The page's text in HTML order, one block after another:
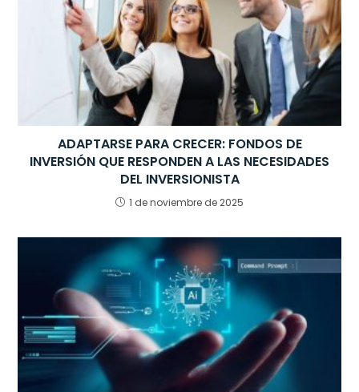
ADAPTARSE PARA CRECER: FONDOS DE
INVERSIÓN QUE RESPONDEN A LAS NECESIDADES
DEL INVERSIONISTA
1 de noviembre de 2025